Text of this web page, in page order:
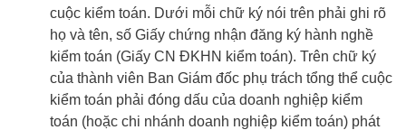
cuộc kiểm toán. Dưới mỗi chữ ký nói trên phải ghi rõ
họ và tên, số Giấy chứng nhận đăng ký hành nghề
kiểm toán (Giấy CN ĐKHN kiểm toán). Trên chữ ký
của thành viên Ban Giám đốc phụ trách tổng thể cuộc
kiểm toán phải đóng dấu của doanh nghiệp kiểm
toán (hoặc chi nhánh doanh nghiệp kiểm toán) phát